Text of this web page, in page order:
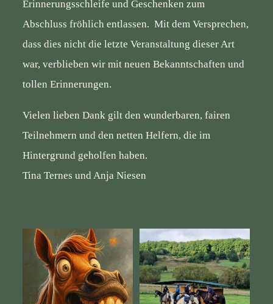
Erinnerungsschleife und Geschenken zum
Abschluss fröhlich entlassen. Mit dem Versprechen,
dass dies nicht die letzte Veranstaltung dieser Art
war, verblieben wir mit neuen Bekanntschaften und
tollen Erinnerungen.
Vielen lieben Dank gilt den wunderbaren, fairen
Teilnehmern und den netten Helfern, die im
Hintergrund geholfen haben.
Tina Ternes und Anja Niesen